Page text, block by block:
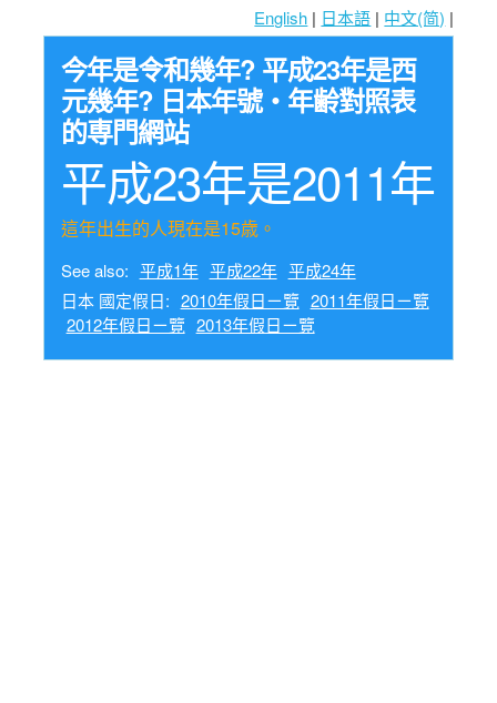
English | 日本語 | 中文(简) |
今年是令和幾年? 平成23年是西
元幾年? 日本年號・年齢對照表
的専門網站
平成23年是2011年
這年出生的人現在是15歳。
See also: 平成1年 平成22年 平成24年
日本 國定假日: 2010年假日ㄧ覽 2011年假日ㄧ覽
2012年假日ㄧ覽 2013年假日ㄧ覽